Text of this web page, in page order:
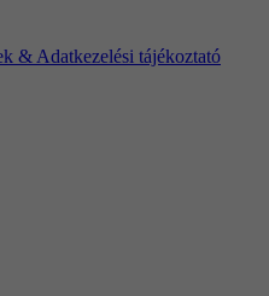
& Adatkezelési tájékoztató